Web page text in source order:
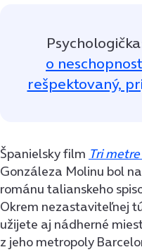
o
rešpektovaný,
Španielsky film Tri
Gonzáleza Molinu bol
románu talianskeho
Okrem nezastaviteľnej
užijete aj nádherné
z jeho metropoly